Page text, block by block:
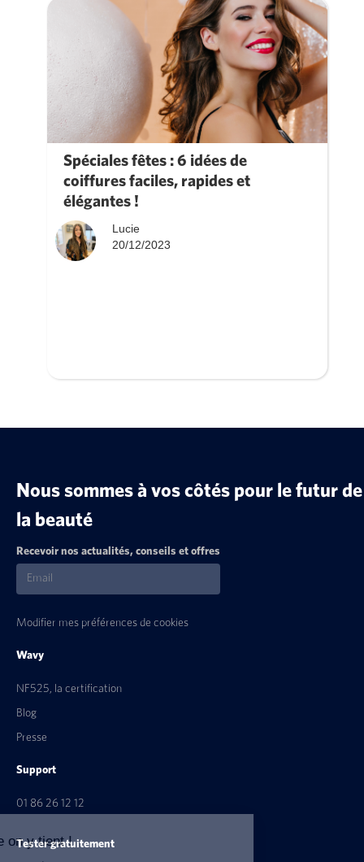
Spéciales fêtes : 6 idées de
coiffures faciles, rapides et
élégantes !
Lucie
20/12/2023
Nous sommes à vos côtés pour le futur de
la beauté
Recevoir nos actualités, conseils et offres
Modifier mes préférences de cookies
Wavy
NF525, la certification
Blog
Presse
Support
01 86 26 12 12
Tester gratuitement
La transparence on y tient !